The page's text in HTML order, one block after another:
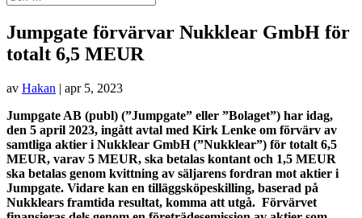
Jumpgate förvärvar Nukklear GmbH för
totalt 6,5 MEUR
av Hakan | apr 5, 2023
Jumpgate AB (publ) (”Jumpgate” eller ”Bolaget”) har idag,
den 5 april 2023, ingått avtal med Kirk Lenke om förvärv av
samtliga aktier i Nukklear GmbH (”Nukklear”) för totalt 6,5
MEUR, varav 5 MEUR, ska betalas kontant och 1,5 MEUR
ska betalas genom kvittning av säljarens fordran mot aktier i
Jumpgate. Vidare kan en tilläggsköpeskilling, baserad på
Nukklears framtida resultat, komma att utgå. Förvärvet